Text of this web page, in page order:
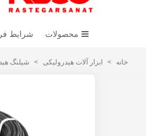
محصولات شرایط
خانه > ابزار آلات هیدرولیکی > شیلنگ